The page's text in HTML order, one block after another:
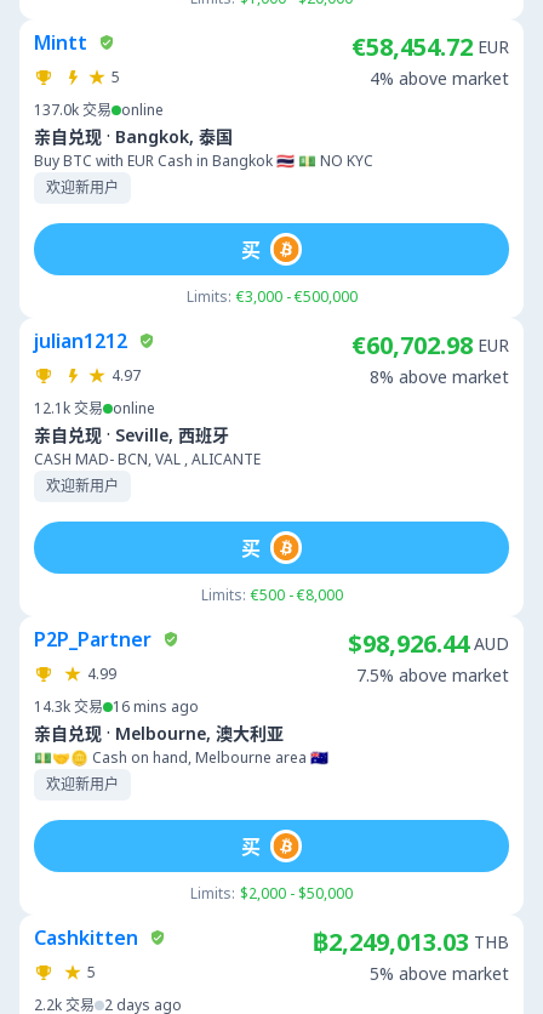
Mintt
5
137.0k交易 online
亲自兑现 · Bangkok, 泰国
Buy BTC with EUR Cash in Bangkok 🇹🇭 💵 NO KYC
欢迎新用户
€58,454.72 EUR
4% above market
Limits: €3,000 - €500,000
买
julian1212
4.97
12.1k交易 online
亲自兑现 · Seville, 西班牙
CASH MAD- BCN, VAL , ALICANTE
欢迎新用户
€60,702.98 EUR
8% above market
Limits: €500 - €8,000
买
P2P_Partner
4.99
14.3k交易 16 mins ago
亲自兑现 · Melbourne, 澳大利亚
💵🤝🪙 Cash on hand, Melbourne area 🇦🇺
欢迎新用户
$98,926.44 AUD
7.5% above market
Limits: $2,000 - $50,000
买
Cashkitten
5
2.2k交易 2 days ago
฿2,249,013.03 THB
5% above market